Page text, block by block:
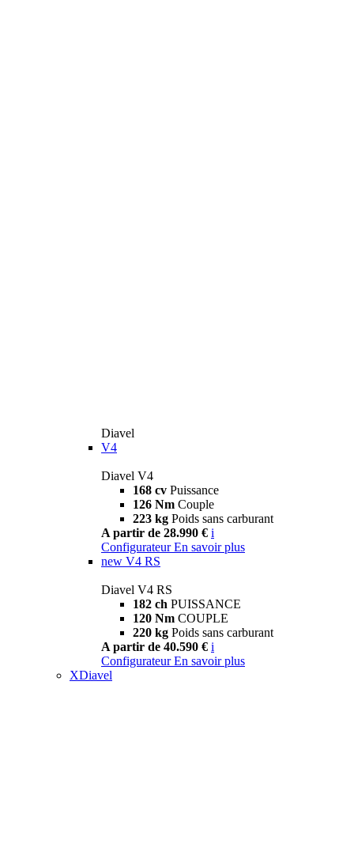
Diavel
V4
Diavel V4
168 cv Puissance
126 Nm Couple
223 kg Poids sans carburant
A partir de 28.990 € i
Configurateur En savoir plus
new V4 RS
Diavel V4 RS
182 ch PUISSANCE
120 Nm COUPLE
220 kg Poids sans carburant
A partir de 40.590 € i
Configurateur En savoir plus
XDiavel